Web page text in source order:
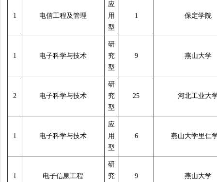
1 电信工程及管理
应
用
型
1 保定学院
1 电子科学与技术
研
究
型
9 燕山大学
2 电子科学与技术
研
究
型
25 河北工业大
1 电子科学与技术
应
用
型
6 燕山大学里仁
1 电子信息工程
研
究
9 燕山大学